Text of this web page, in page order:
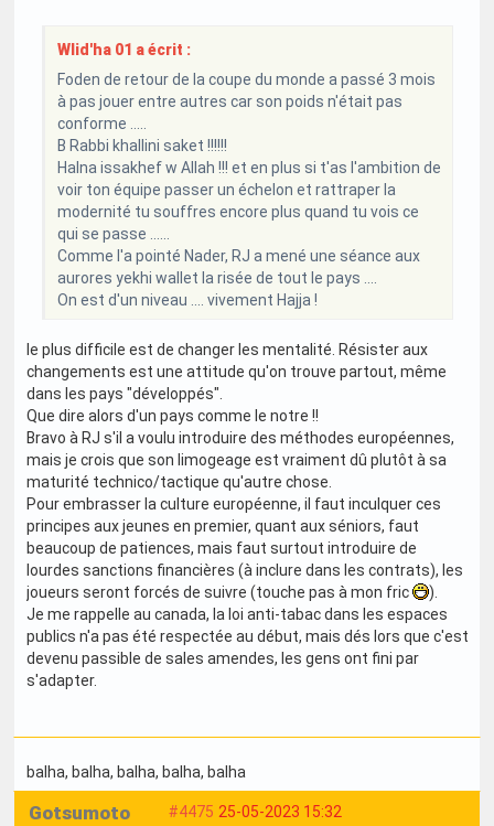
Wlid'ha 01 a écrit :
Foden de retour de la coupe du monde a passé 3 mois
à pas jouer entre autres car son poids n'était pas
conforme .....
B Rabbi khallini saket !!!!!!
Halna issakhef w Allah !!! et en plus si t'as l'ambition de
voir ton équipe passer un échelon et rattraper la
modernité tu souffres encore plus quand tu vois ce
qui se passe ......
Comme l'a pointé Nader, RJ a mené une séance aux
aurores yekhi wallet la risée de tout le pays ....
On est d'un niveau .... vivement Hajja !
le plus difficile est de changer les mentalité. Résister aux
changements est une attitude qu'on trouve partout, même
dans les pays "développés".
Que dire alors d'un pays comme le notre !!
Bravo à RJ s'il a voulu introduire des méthodes européennes,
mais je crois que son limogeage est vraiment dû plutôt à sa
maturité technico/tactique qu'autre chose.
Pour embrasser la culture européenne, il faut inculquer ces
principes aux jeunes en premier, quant aux séniors, faut
beaucoup de patiences, mais faut surtout introduire de
lourdes sanctions financières (à inclure dans les contrats), les
joueurs seront forcés de suivre (touche pas à mon fric
).
Je me rappelle au canada, la loi anti-tabac dans les espaces
publics n'a pas été respectée au début, mais dés lors que c'est
devenu passible de sales amendes, les gens ont fini par
s'adapter.
balha, balha, balha, balha, balha
#4475 25-05-2023 15:32
Gotsumoto